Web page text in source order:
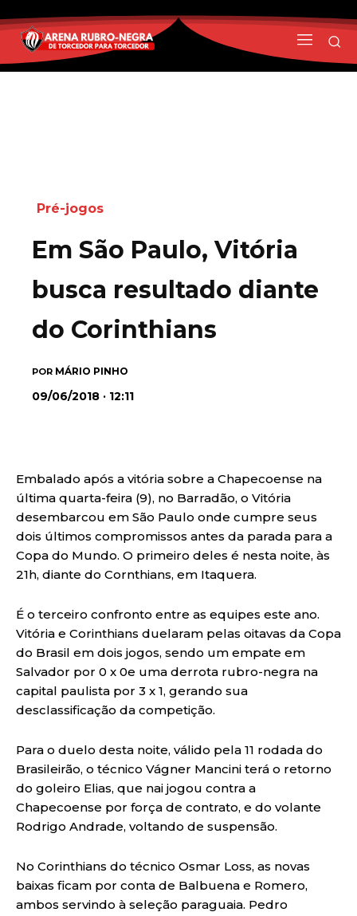
Pré-jogos
Em São Paulo, Vitória
busca resultado diante
do Corinthians
POR MÁRIO PINHO
09/06/2018 · 12:11
Embalado após a vitória sobre a Chapecoense na
última quarta-feira (9), no Barradão, o Vitória
desembarcou em São Paulo onde cumpre seus
dois últimos compromissos antes da parada para a
Copa do Mundo. O primeiro deles é nesta noite, às
21h, diante do Cornthians, em Itaquera.
É o terceiro confronto entre as equipes este ano.
Vitória e Corinthians duelaram pelas oitavas da Copa
do Brasil em dois jogos, sendo um empate em
Salvador por 0 x 0e uma derrota rubro-negra na
capital paulista por 3 x 1, gerando sua
desclassificação da competição.
Para o duelo desta noite, válido pela 11 rodada do
Brasileirão, o técnico Vágner Mancini terá o retorno
do goleiro Elias, que nai jogou contra a
Chapecoense por força de contrato, e do volante
Rodrigo Andrade, voltando de suspensão.
No Corinthians do técnico Osmar Loss, as novas
baixas ficam por conta de Balbuena e Romero,
ambos servindo à seleção paraguaia. Pedro